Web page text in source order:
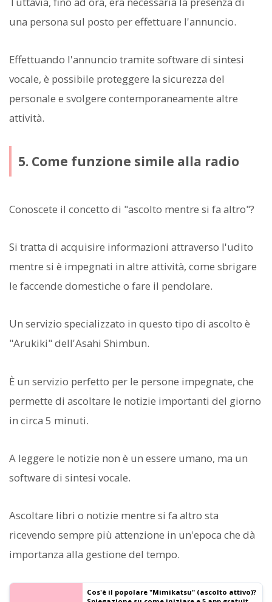
una persona sul posto per effettuare l'annuncio.
Effettuando l'annuncio tramite software di sintesi
vocale, è possibile proteggere la sicurezza del
personale e svolgere contemporaneamente altre
attività.
5. Come funzione simile alla radio
Conoscete il concetto di "ascolto mentre si fa altro"?
Si tratta di acquisire informazioni attraverso l'udito
mentre si è impegnati in altre attività, come sbrigare
le faccende domestiche o fare il pendolare.
Un servizio specializzato in questo tipo di ascolto è
"Arukiki" dell'Asahi Shimbun.
È un servizio perfetto per le persone impegnate, che
permette di ascoltare le notizie importanti del giorno
in circa 5 minuti.
A leggere le notizie non è un essere umano, ma un
software di sintesi vocale.
Ascoltare libri o notizie mentre si fa altro sta
ricevendo sempre più attenzione in un'epoca che dà
importanza alla gestione del tempo.
Cos'è il popolare "Mimikatsu" (ascolto attivo)?